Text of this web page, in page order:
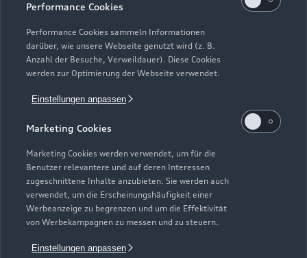
Performance Cookies
Performance Cookies sammeln Informationen
darüber, wie unsere Webseite genutzt wird (z. B.
Anzahl der Besuche, Verweildauer). Diese Cookies
werden zur Optimierung der Webseite verwendet.
Einstellungen anpassen
Marketing Cookies
Marketing Cookies werden verwendet, um für die
Benutzer relevantere und auf deren Interessen
zugeschnittene Inhalte anzubieten. Sie werden auch
verwendet, um die Erscheinungshäufigkeit einer
Werbeanzeige zu begrenzen und um die Effektivität
von Werbekampagnen zu messen und zu steuern.
Einstellungen anpassen
Elektromodelle
Plug-in-Hybride
Neuwagensuche
Gebrauchtwagensuche
Geschäftskunden
Service & Zubehör
Saisonale Angebote
Audi Services
Garantie
Audi digital services
myAudi
Support
Audi Code
Häufige Fragen (FAQ)
Audi Online Beratung
Online-Terminvereinbarung
Über Audi
Unternehmen
Karriere
Investor Relations
© 2026 AUDI AG. Alle Rechte vorbehalten
Impressum Rechtliches